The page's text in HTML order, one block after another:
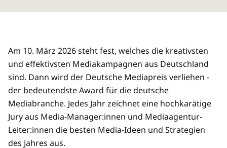
Am 10. März 2026 steht fest, welches die kreativsten
und effektivsten Mediakampagnen aus Deutschland
sind. Dann wird der Deutsche Mediapreis verliehen -
der bedeutendste Award für die deutsche
Mediabranche. Jedes Jahr zeichnet eine hochkarätige
Jury aus Media-Manager:innen und Mediaagentur-
Leiter:innen die besten Media-Ideen und Strategien
des Jahres aus.